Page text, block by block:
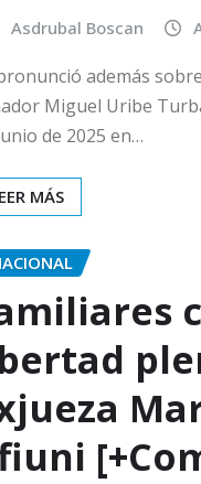
Asdrubal Boscan
además
Miguel Uribe
de 2025 en…
MÁS